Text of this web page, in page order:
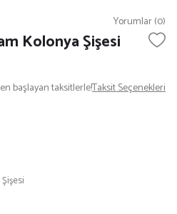
Yorumlar (0)
Kolonya Şişesi
başlayan taksitlerle!Taksit Seçenekleri